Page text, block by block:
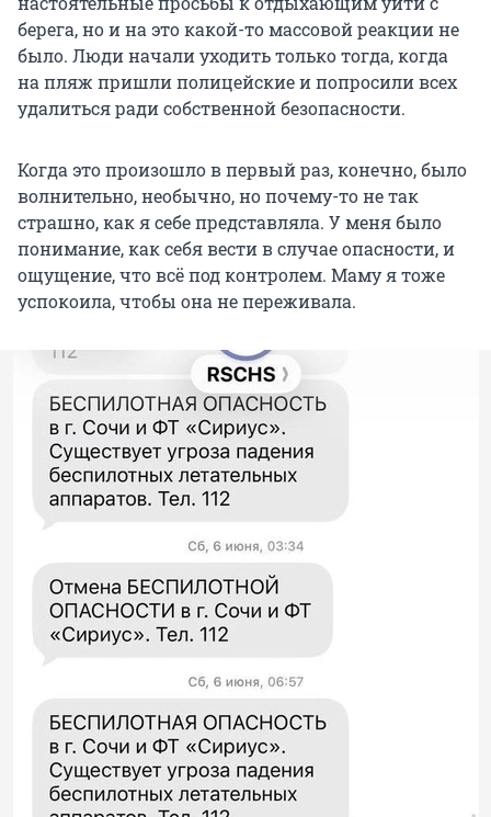
берега, но и на это какой-то массовой реакции не
было. Люди начали уходить только тогда, когда
на пляж пришли полицейские и попросили всех
удалиться ради собственной безопасности.
Когда это произошло в первый раз, конечно, было
волнительно, необычно, но почему-то не так
страшно, как я себе представляла. У меня было
понимание, как себя вести в случае опасности, и
ощущение, что всё под контролем. Маму я тоже
успокоила, чтобы она не переживала.